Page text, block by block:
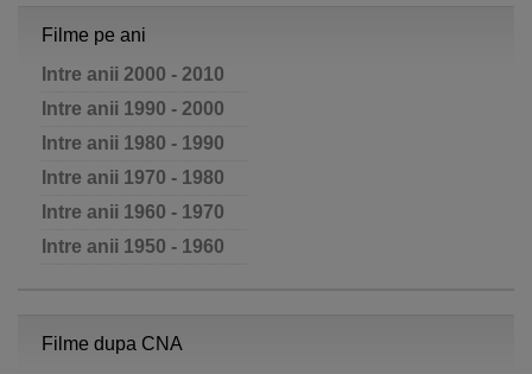
Filme pe ani
Intre anii 2000 - 2010
Intre anii 1990 - 2000
Intre anii 1980 - 1990
Intre anii 1970 - 1980
Intre anii 1960 - 1970
Intre anii 1950 - 1960
Filme dupa CNA